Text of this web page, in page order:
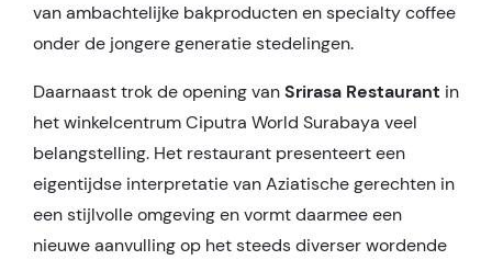
van ambachtelijke bakproducten en specialty coffee
onder de jongere generatie stedelingen.
Daarnaast trok de opening vanSrirasa Restaurant in
het winkelcentrum Ciputra World Surabaya veel
belangstelling. Het restaurant presenteert een
eigentijdse interpretatie van Aziatische gerechten in
een stijlvolle omgeving en vormt daarmee een
nieuwe aanvulling op het steeds diverser wordende